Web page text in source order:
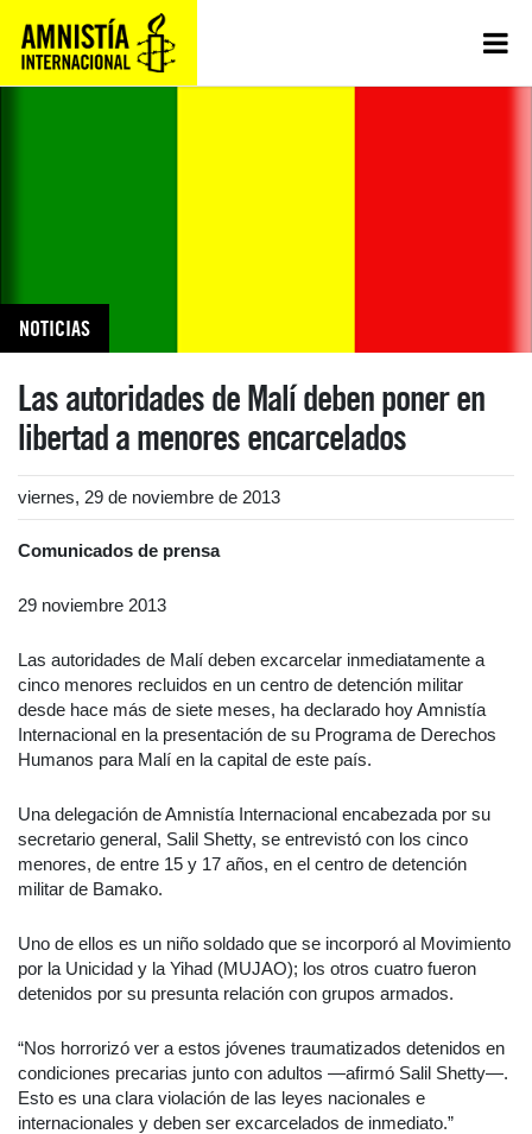
NOTICIAS
Las autoridades de Malí deben poner en
libertad a menores encarcelados
viernes, 29 de noviembre de 2013
Comunicados de prensa
29 noviembre 2013
Las autoridades de Malí deben excarcelar inmediatamente a
cinco menores recluidos en un centro de detención militar
desde hace más de siete meses, ha declarado hoy Amnistía
Internacional en la presentación de su Programa de Derechos
Humanos para Malí en la capital de este país.
Una delegación de Amnistía Internacional encabezada por su
secretario general, Salil Shetty, se entrevistó con los cinco
menores, de entre 15 y 17 años, en el centro de detención
militar de Bamako.
Uno de ellos es un niño soldado que se incorporó al Movimiento
por la Unicidad y la Yihad (MUJAO); los otros cuatro fueron
detenidos por su presunta relación con grupos armados.
“Nos horrorizó ver a estos jóvenes traumatizados detenidos en
condiciones precarias junto con adultos —afirmó Salil Shetty—.
Esto es una clara violación de las leyes nacionales e
internacionales y deben ser excarcelados de inmediato.”